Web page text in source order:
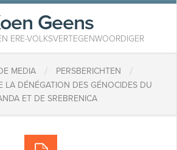
Geens
ERE-VOLKSVERTEGENWOORDIGER
MEDIA / PERSBERICHTEN /
LA DÉNÉGATION DES GÉNOCIDES DU
ET DE SREBRENICA